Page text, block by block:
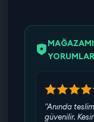
"Anında
güvenilir.